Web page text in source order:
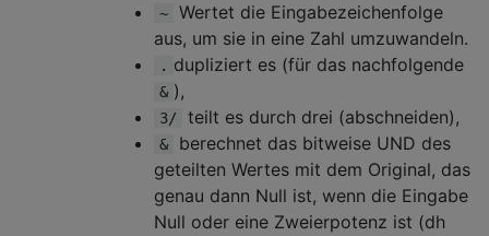
~
Wertet die Eingabezeichenfolge
aus, um sie in eine Zahl umzuwandeln.
. dupliziert es (für das nachfolgende
& ),
3/ teilt es durch drei (abschneiden),
&
berechnet das bitweise UND des
geteilten Wertes mit dem Original, das
genau dann Null ist, wenn die Eingabe
Null oder eine Zweierpotenz ist (dh